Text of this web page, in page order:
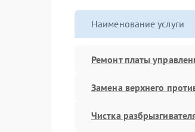
Наименование услуги
Ремонт платы
Замена верхнего
Чистка